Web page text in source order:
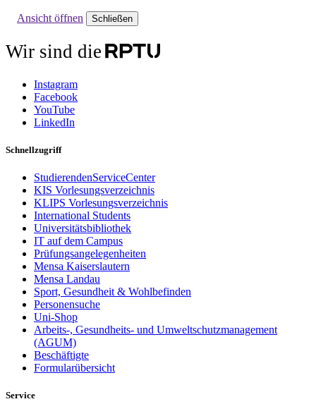
Ansicht öffnen Schließen
Wir sind die
Instagram
Facebook
YouTube
LinkedIn
Schnellzugriff
StudierendenServiceCenter
KIS Vorlesungsverzeichnis
KLIPS Vorlesungsverzeichnis
International Students
Universitätsbibliothek
IT auf dem Campus
Prüfungsangelegenheiten
Mensa Kaiserslautern
Mensa Landau
Sport, Gesundheit & Wohlbefinden
Personensuche
Uni-Shop
Arbeits-, Gesundheits- und Umweltschutzmanagement
(AGUM)
Beschäftigte
Formularübersicht
Service